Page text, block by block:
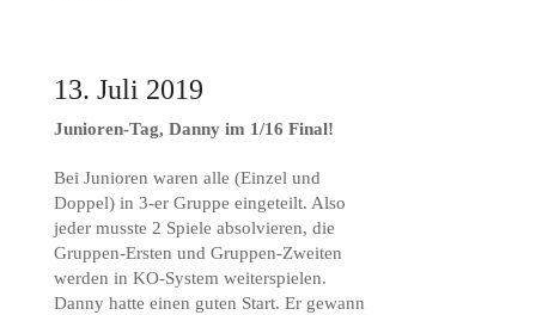
13. Juli 2019
Junioren-Tag, Danny im 1/16 Final!
Bei Junioren waren alle (Einzel und
Doppel) in 3-er Gruppe eingeteilt. Also
jeder musste 2 Spiele absolvieren, die
Gruppen-Ersten und Gruppen-Zweiten
werden in KO-System weiterspielen.
Danny hatte einen guten Start. Er gewann